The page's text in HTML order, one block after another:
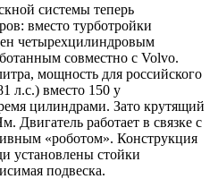
системы теперь
вместо турботройки
четырехцилиндровым
совместно с Volvo.
мощность для российского
л.с.) вместо 150 у
цилиндрами. Зато крутящий
Двигатель работает в связке с
«роботом». Конструкция
установлены стойки
подвеска.